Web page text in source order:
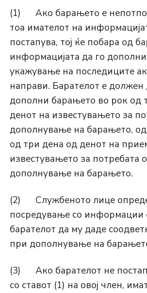
(1) Ако барањето е
тоа имателот на
постапува, тој ќе побара од
информацијата да го
укажување на последиците
направи. Барателот е должен
дополни барањето во рок од
денот на известувањето за
дополнување на барањето,
од три дена од денот на
известувањето за потребата
дополнување на барањето.
(2) Службеното лице
посредување со информации
барателот да му даде
при дополнување на
(3) Ако барателот не
со ставот (1) на овој член,